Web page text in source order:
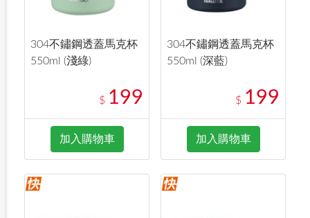
304不鏽鋼透蓋馬克杯
550ml (淺綠)
$ 199
加入購物車
304不鏽鋼透蓋馬克杯
550ml (深藍)
$ 199
加入購物車